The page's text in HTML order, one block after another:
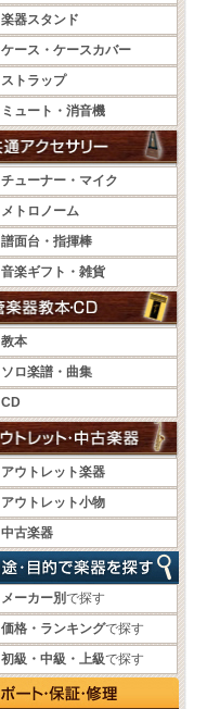
楽器スタンド
ケース・ケースカバー
ストラップ
ミュート・消音機
チューナー・マイク
メトロノーム
譜面台・指揮棒
音楽ギフト・雑貨
教本
ソロ楽譜・曲集
CD
アウトレット楽器
アウトレット小物
中古楽器
メーカー別で探す
価格・ランキングで探す
初級・中級・上級で探す